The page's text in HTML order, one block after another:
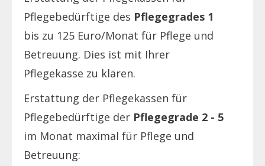
Pflegebedürftige des Pflegegrades 1
bis zu 125 Euro/Monat für Pflege und
Betreuung. Dies ist mit Ihrer
Pflegekasse zu klären.
Erstattung der Pflegekassen für
Pflegebedürftige der Pflegegrade 2 - 5
im Monat maximal für Pflege und
Betreuung: